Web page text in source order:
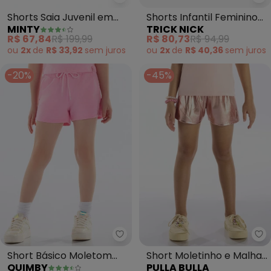
Shorts Saia Juvenil em
Tweed (Rosa)
MINTY
R$ 67,84R$ 199,99
ou 2x de R$ 33,92 sem juros
Shorts Infantil Feminino
Moletinho (Rosa)
TRICK NICK
R$ 80,73R$ 94,99
ou 2x de R$ 40,36 sem juros
-20%
Quimby - Short Básico
Short Básico Moletom
QUIMBY
-45%
Short Moletinho e Malha
PULLA BULLA